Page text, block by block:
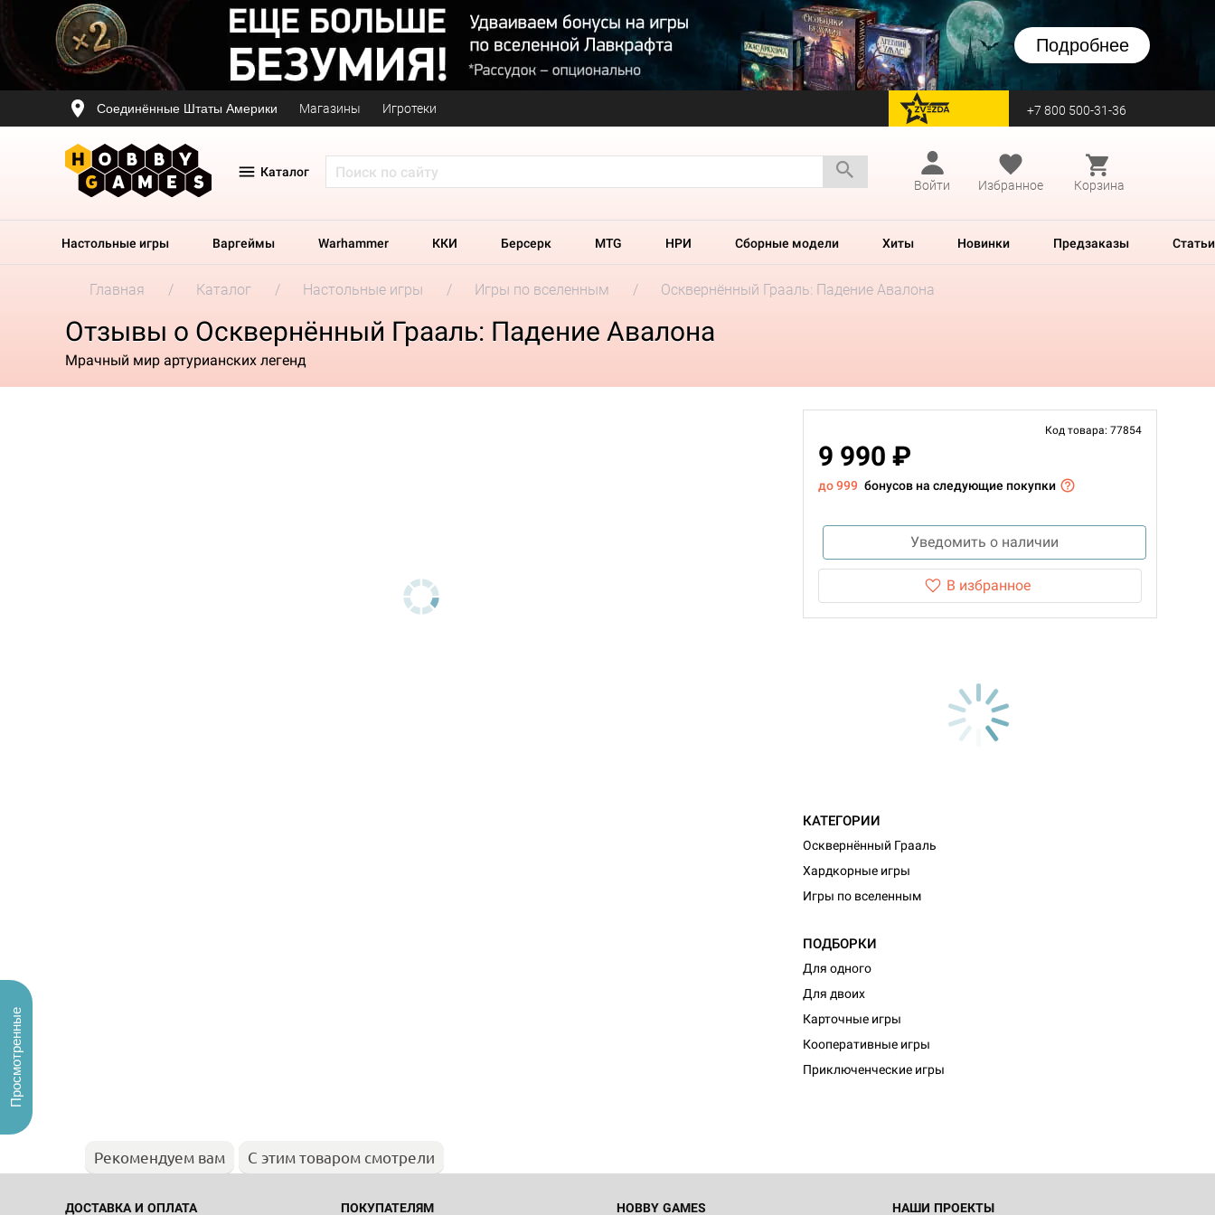
Подробнее
Соединённые Штаты Америки Магазины Игротеки перейти на Zvezda +7 800 500-31-36
Каталог
Войти
Избранное Корзина
Настольные игры Варгеймы Warhammer ККИ Берсерк MTG НРИ Сборные модели Хиты Новинки Предзаказы Статьи
Главная Каталог Настольные игры Игры по вселенным Осквернённый Грааль: Падение Авалона
Отзывы о Осквернённый Грааль: Падение Авалона
Мрачный мир артурианских легенд
Код товара: 77854
9 990 ₽
до 999 бонусов на следующие покупки
Уведомить о наличии
В избранное
КАТЕГОРИИ
Осквернённый Грааль
Хардкорные игры
Игры по вселенным
ПОДБОРКИ
Для одного
Для двоих
Карточные игры
Кооперативные игры
Приключенческие игры
Рекомендуем вам С этим товаром смотрели
ДОСТАВКА И ОПЛАТА ПОКУПАТЕЛЯМ HOBBY GAMES НАШИ ПРОЕКТЫ
Просмотренные
Настольная игра Hobby World Монстры
Белая смерть
12 990